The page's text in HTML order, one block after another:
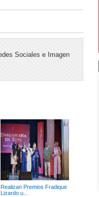
Sociales e Imagen
Realizan Premios Fradique
Lizardo u...